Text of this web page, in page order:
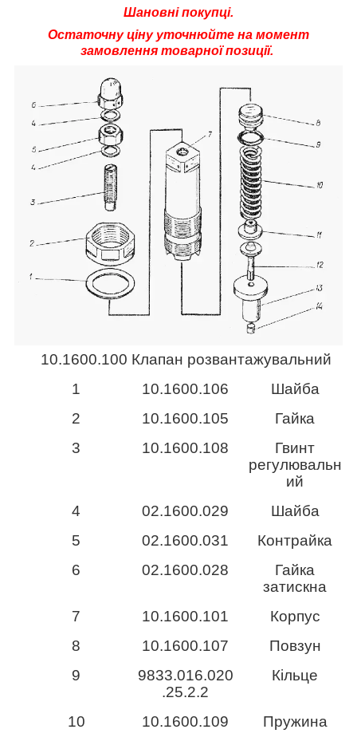
Шановні покупці.
Остаточну ціну уточнюйте на момент
замовлення товарної позиції.
10.1600.100 Клапан розвантажувальний
1
10.1600.106
Шайба
2
10.1600.105
Гайка
3
10.1600.108
Гвинт
регулювальн
ий
4
02.1600.029
Шайба
5
02.1600.031
Контрайка
6
02.1600.028
Гайка
затискна
7
10.1600.101
Корпус
8
10.1600.107
Повзун
9
9833.016.020
.25.2.2
Кільце
10 10.1600.109
Пружина